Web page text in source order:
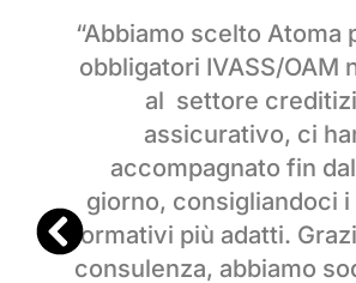
“Abbiamo scelto Atoma
obbligatori IVASS/OAM
al settore
assicurativo, ci
accompagnato fin
giorno, consigliandoci
formativi più adatti.
consulenza, abbiamo